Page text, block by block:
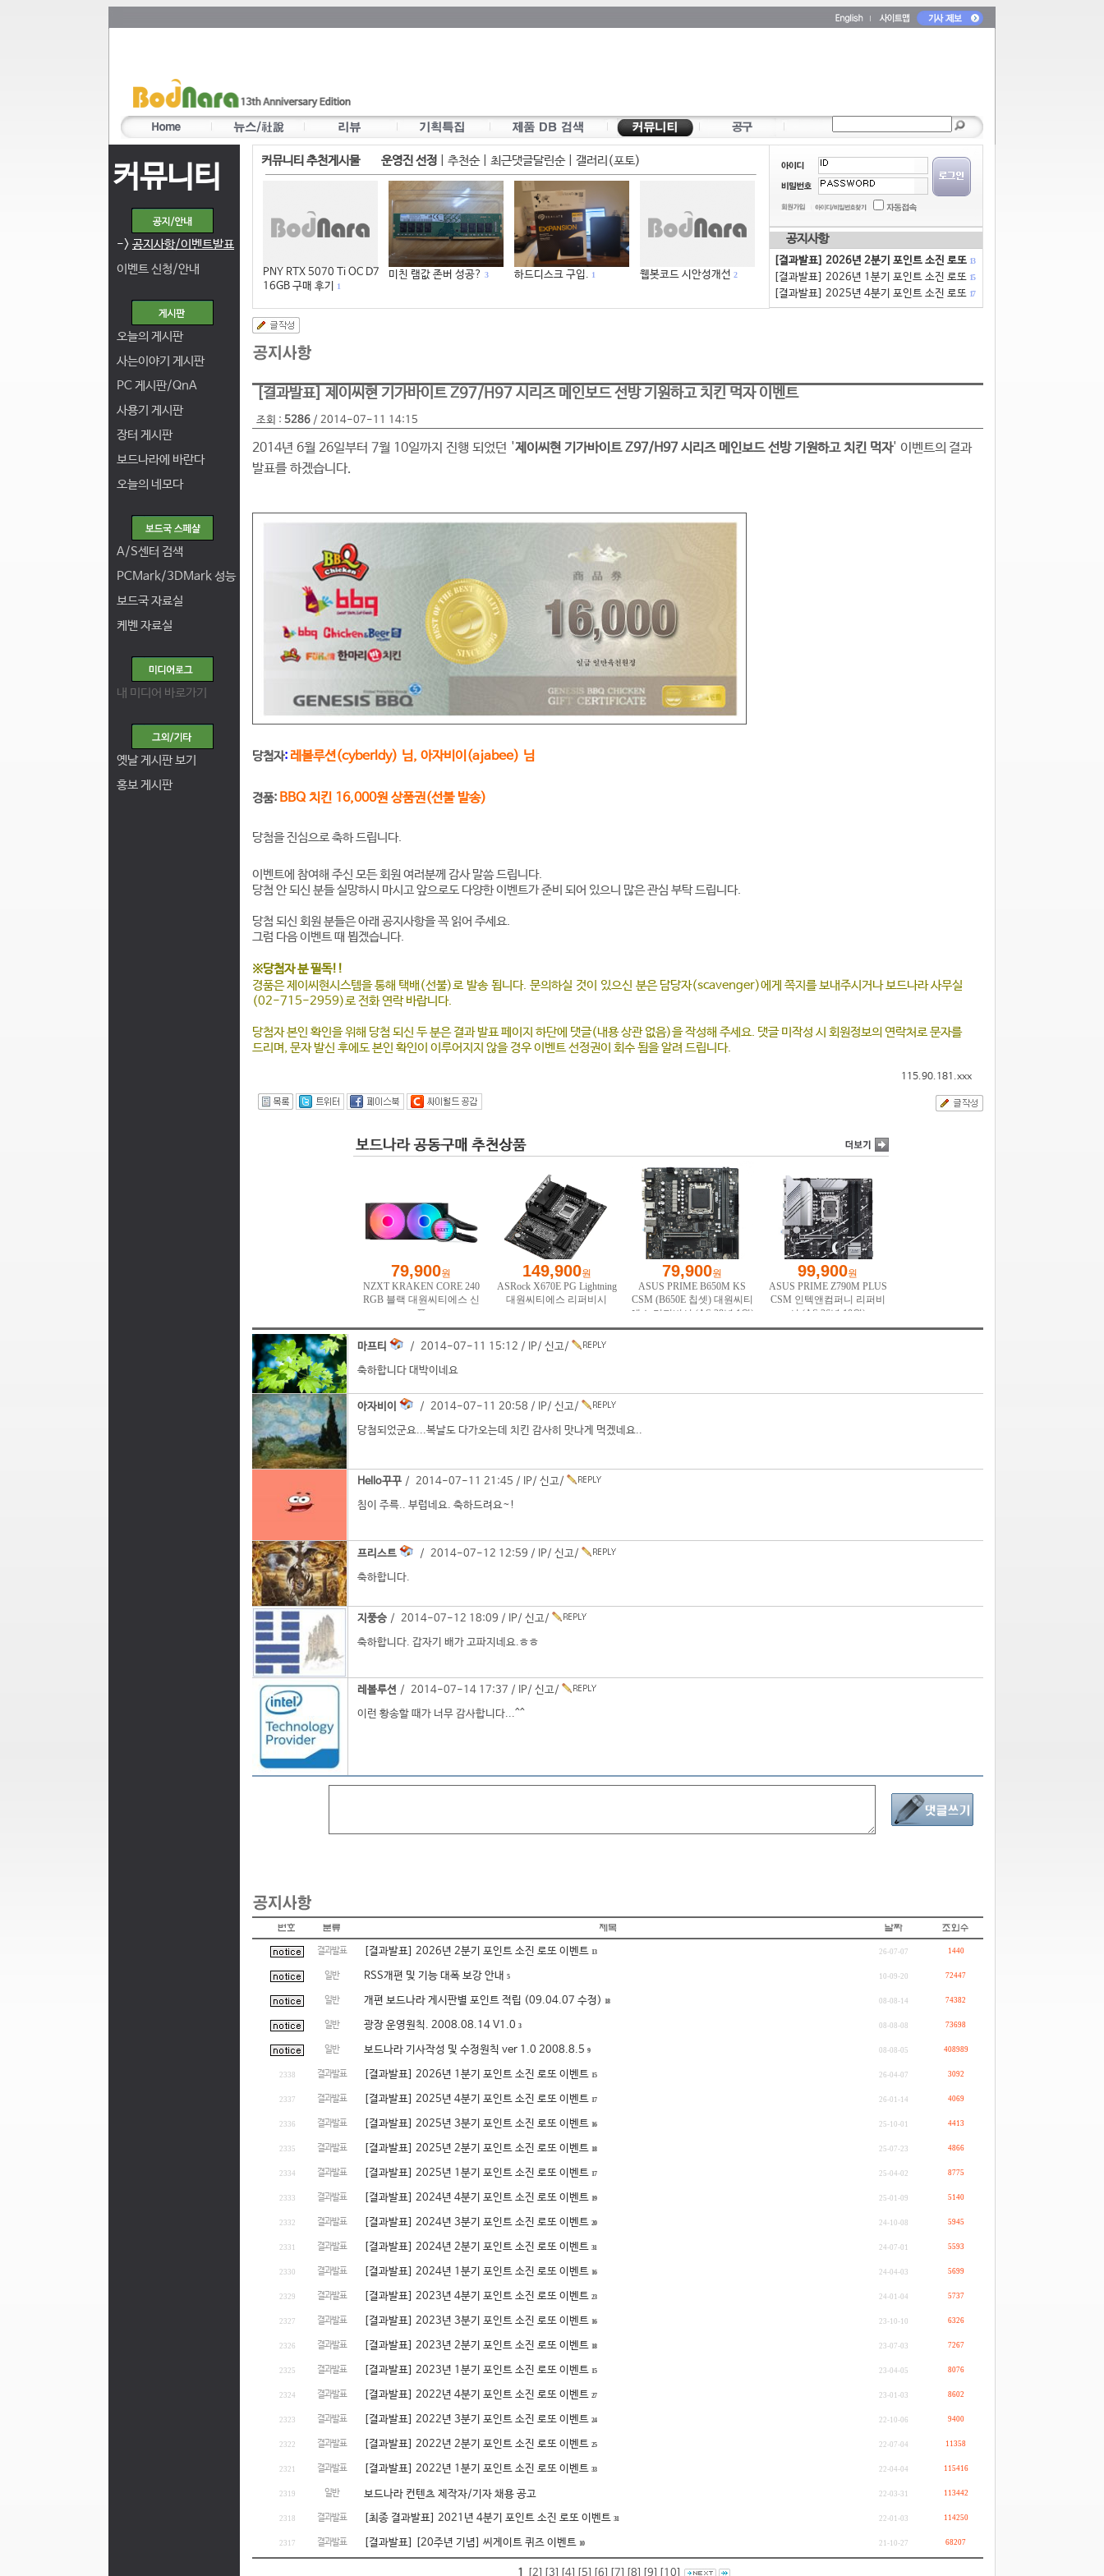
커뮤니티
-> 공지사항/이벤트발표
이벤트 신청/안내
오늘의 게시판
사는이야기 게시판
PC 게시판/QnA
사용기 게시판
장터 게시판
보드나라에 바란다
오늘의 네모다
A/S센터 검색
PCMark/3DMark 성능
보드국 자료실
케벤 자료실
내 미디어 바로가기
옛날 게시판 보기
홍보 게시판
커뮤니티 추천게시물 운영진 선정 추천순| 최근댓글달린순| 갤러리(포토)
PNY RTX 5070 Ti OC D7
16GB 구매 후기
1
미친 램값 존버 성공? 3 하드디스크 구입. 1 웹봇코드 시안성개선 2
공지사항
[결과발표] 2026년 2분기 포인트 소진 로또 13
[결과발표] 2026년 1분기 포인트 소진 로또 15
[결과발표] 2025년 4분기 포인트 소진 로또 17
[결과발표] 제이씨현 기가바이트 Z97/H97 시리즈 메인보드 선방 기원하고 치킨 먹자 이벤트
조회 : 5286 / 2014-07-11 14:15
2014년 6월 26일부터 7월 10일까지 진행 되었던 '제이씨현 기가바이트 Z97/H97 시리즈 메인보드 선방 기원하고 치킨 먹자' 이벤트의 결과
발표를 하겠습니다.
당첨자: 레볼루션(cyberldy) 님, 아자비이(ajabee) 님
경품: BBQ 치킨 16,000원 상품권(선불 발송)
당첨을 진심으로 축하 드립니다.
이벤트에 참여해 주신 모든 회원 여러분께 감사 말씀 드립니다.
당첨 안 되신 분들 실망하시 마시고 앞으로도 다양한 이벤트가 준비 되어 있으니 많은 관심 부탁 드립니다.
당첨 되신 회원 분들은 아래 공지사항을 꼭 읽어 주세요.
그럼 다음 이벤트 때 뵙겠습니다.
※당첨자 분 필독!!
경품은 제이씨현시스템을 통해 택배(선불)로 발송 됩니다. 문의하실 것이 있으신 분은 담당자(scavenger)에게 쪽지를 보내주시거나 보드나라 사무실
(02-715-2959)로 전화 연락 바랍니다.
당첨자 본인 확인을 위해 당첨 되신 두 분은 결과 발표 페이지 하단에 댓글(내용 상관 없음)을 작성해 주세요. 댓글 미작성 시 회원정보의 연락처로 문자를
드리며, 문자 발신 후에도 본인 확인이 이루어지지 않을 경우 이벤트 선정권이 회수 됨을 알려 드립니다.
115.90.181.xxx
마프티 / 2014-07-11 15:12 / IP/ 신고/
축하합니다 대박이네요
아자비이 / 2014-07-11 20:58 / IP/ 신고/
당첨되었군요...복날도 다가오는데 치킨 감사히 맛나게 먹겠네요..
Hello꾸꾸 / 2014-07-11 21:45 / IP/ 신고/
침이 주륵.. 부럽네요. 축하드려요~!
프리스트 / 2014-07-12 12:59 / IP/ 신고/
축하합니다.
지풍승 / 2014-07-12 18:09 / IP/ 신고/
축하합니다. 갑자기 배가 고파지네요.ㅎㅎ
레볼루션 / 2014-07-14 17:37 / IP/ 신고/
이런 황송할 때가 너무 감사합니다...^^
결과발표 [결과발표] 2026년 2분기 포인트 소진 로또 이벤트 13 26-07-07 1440
일반 RSS개편 및 기능 대폭 보강 안내 5 10-09-20 72447
일반 개편 보드나라 게시판별 포인트 적립 (09.04.07 수정) 18 08-08-14 74382
일반 광장 운영원칙. 2008.08.14 V1.0 3 08-08-08 73698
일반 보드나라 기사작성 및 수정원칙 ver 1.0 2008.8.5 9 08-08-05 408989
2338 결과발표 [결과발표] 2026년 1분기 포인트 소진 로또 이벤트 15 26-04-07 3092
2337 결과발표 [결과발표] 2025년 4분기 포인트 소진 로또 이벤트 17 26-01-14 4069
2336 결과발표 [결과발표] 2025년 3분기 포인트 소진 로또 이벤트 16 25-10-01 4413
2335 결과발표 [결과발표] 2025년 2분기 포인트 소진 로또 이벤트 18 25-07-23 4866
2334 결과발표 [결과발표] 2025년 1분기 포인트 소진 로또 이벤트 17 25-04-02 8775
2333 결과발표 [결과발표] 2024년 4분기 포인트 소진 로또 이벤트 19 25-01-09 5140
2332 결과발표 [결과발표] 2024년 3분기 포인트 소진 로또 이벤트 20 24-10-08 5945
2331 결과발표 [결과발표] 2024년 2분기 포인트 소진 로또 이벤트 31 24-07-01 5593
2330 결과발표 [결과발표] 2024년 1분기 포인트 소진 로또 이벤트 16 24-04-03 5699
2329 결과발표 [결과발표] 2023년 4분기 포인트 소진 로또 이벤트 23 24-01-04 5737
2327 결과발표 [결과발표] 2023년 3분기 포인트 소진 로또 이벤트 16 23-10-10 6326
2326 결과발표 [결과발표] 2023년 2분기 포인트 소진 로또 이벤트 18 23-07-03 7267
2325 결과발표 [결과발표] 2023년 1분기 포인트 소진 로또 이벤트 15 23-04-05 8076
2324 결과발표 [결과발표] 2022년 4분기 포인트 소진 로또 이벤트 27 23-01-03 8602
2323 결과발표 [결과발표] 2022년 3분기 포인트 소진 로또 이벤트 24 22-10-06 9400
2322 결과발표 [결과발표] 2022년 2분기 포인트 소진 로또 이벤트 25 22-07-04 11358
2321 결과발표 [결과발표] 2022년 1분기 포인트 소진 로또 이벤트 33 22-04-04 115416
2319 일반 보드나라 컨텐츠 제작자/기자 채용 공고 22-03-31 113442
2318 결과발표 [최종 결과발표] 2021년 4분기 포인트 소진 로또 이벤트 31 22-01-03 114250
2317 결과발표 [결과발표] [20주년 기념] 씨게이트 퀴즈 이벤트 10 21-10-27 68207
1 [2] [3] [4] [5] [6] [7] [8] [9] [10]